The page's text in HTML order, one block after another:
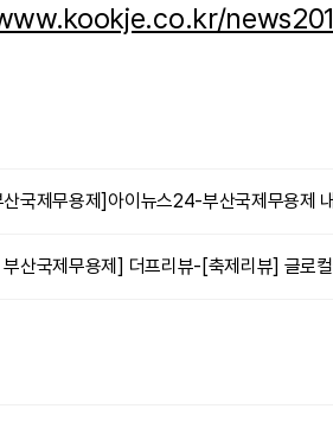
산국제무용제]아이뉴스24-부산국제무용제
부산국제무용제] 더프리뷰-[축제리뷰] 글로